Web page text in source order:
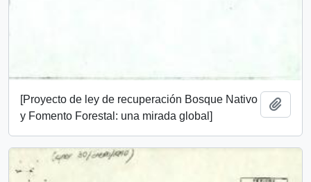
[Proyecto de ley de recuperación Bosque Nativo
y Fomento Forestal: una mirada global]